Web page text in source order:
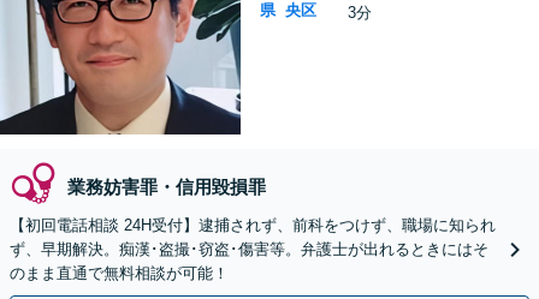
県 央区
3分
業務妨害罪・信用毀損罪
【初回電話相談 24H受付】逮捕されず、前科をつけず、職場に知られ
ず、早期解決。痴漢･盗撮･窃盗･傷害等。弁護士が出れるときにはそ
のまま直通で無料相談が可能！